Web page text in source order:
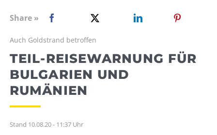
WEBRADIO
Share »
Auch Goldstrand betroffen
TEIL-REISEWARNUNG FÜR
BULGARIEN UND
RUMÄNIEN
Stand 10.08.20 - 11:37 Uhr